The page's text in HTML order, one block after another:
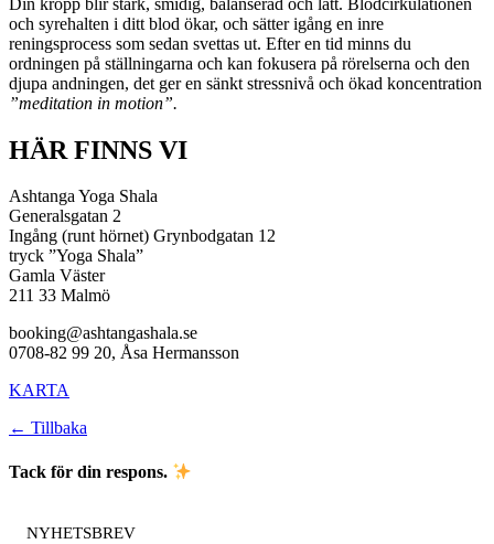
och syrehalten i ditt blod ökar, och sätter igång en inre
reningsprocess som sedan svettas ut. Efter en tid minns du
ordningen på ställningarna och kan fokusera på rörelserna och den
djupa andningen, det ger en sänkt stressnivå och ökad koncentration
”meditation in motion”.
HÄR FINNS VI
Ashtanga Yoga Shala
Generalsgatan 2
Ingång (runt hörnet) Grynbodgatan 12
tryck ”Yoga Shala”
Gamla Väster
211 33 Malmö
booking@ashtangashala.se
0708-82 99 20, Åsa Hermansson
KARTA
← Tillbaka
Tack för din respons.
NYHETSBREV